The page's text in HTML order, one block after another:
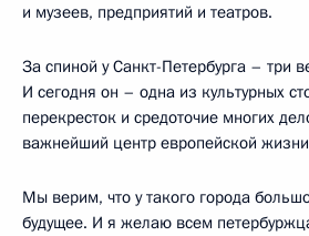
и музеев, предприятий и театров.
За спиной у Санкт-Петербурга – три
И сегодня он – одна из культурных
перекресток и средоточие многих
важнейший центр европейской
Мы верим, что у такого города
будущее. И я желаю всем